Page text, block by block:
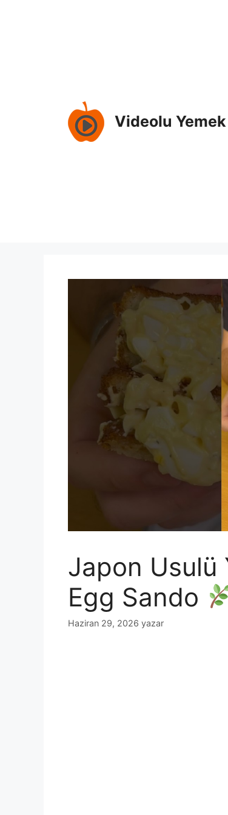
Videolu
Japon Usulü
Egg Sando
Haziran 29, 2026 yazar